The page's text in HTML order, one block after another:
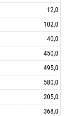
12,0
102,0
40,0
450,0
495,0
580,0
205,0
368,0